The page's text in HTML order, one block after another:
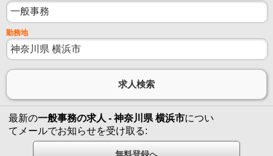
勤務地
最新の一般事務の求人 - 神奈川県 横浜市につい
てメールでお知らせを受け取る: